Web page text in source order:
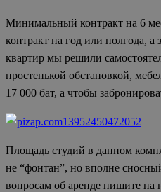
Минимальный контракт на 6
контракт на год или полгода, а
квартир мы решили
простенькой обстановкой,
17 000 бат, а чтобы
Площадь студий в данном
не “фонтан”, но вполне
вопросам об аренде пишите на